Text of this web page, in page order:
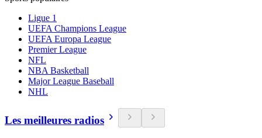
Ligue 1
UEFA Champions League
UEFA Europa League
Premier League
NFL
NBA Basketball
Major League Baseball
NHL
Les meilleures radios